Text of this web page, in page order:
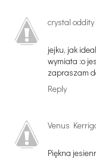
crystal oddity
jejku, jak
wymiata :o
zapraszam
Reply
Venus
Piękna